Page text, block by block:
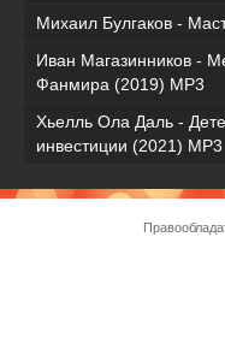
Михаил Булгаков -
Иван Магазинников -
Фанмира (2019) MP3
Хьелль Ола Даль -
инвестиции (2021) МР3